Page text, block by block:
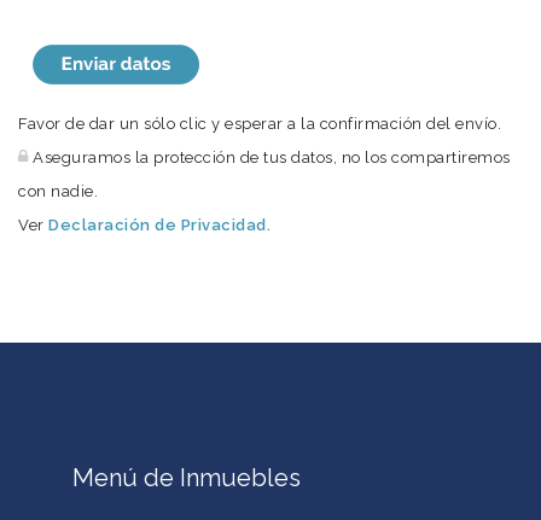
Favor de dar un sólo clic y esperar a la confirmación del envío.
Aseguramos la protección de tus datos, no los compartiremos
con nadie.
Ver Declaración de Privacidad.
Menú de Inmuebles